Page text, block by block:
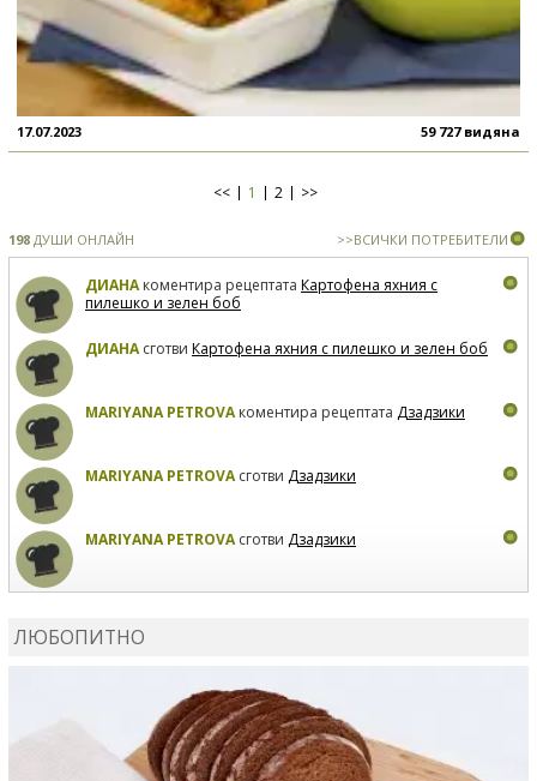
17.07.2023 59 727 видяна
<< 1 2 >>
198 ДУШИ ОНЛАЙН >>ВСИЧКИ ПОТРЕБИТЕЛИ
ДИАНАкоментира рецептата Картофена яхния с
пилешко и зелен боб
ДИАНАсготви Картофена яхния с пилешко и зелен боб
MARIYANA PETROVAкоментира рецептата Дзадзики
MARIYANA PETROVAсготви Дзадзики
MARIYANA PETROVAсготви Дзадзики
ЛЮБОПИТНО